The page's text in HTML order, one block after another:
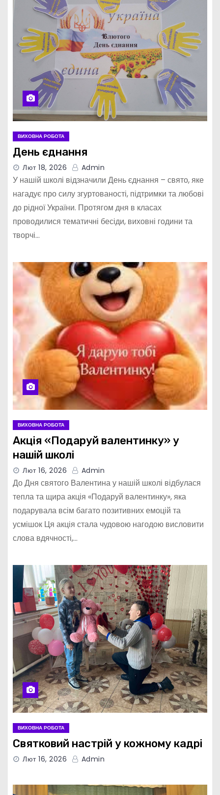
ВИХОВНА РОБОТА
День єднання
Лют 18, 2026 Admin
У нашій школі відзначили День єднання – свято, яке
нагадує про силу згуртованості, підтримки та любові
до рідної України. Протягом дня в класах
проводилися тематичні бесіди, виховні години та
творчі…
ВИХОВНА РОБОТА
Акція «Подаруй валентинку» у
нашій школі
Лют 16, 2026 Admin
До Дня святого Валентина у нашій школі відбулася
тепла та щира акція «Подаруй валентинку», яка
подарувала всім багато позитивних емоцій та
усмішок Ця акція стала чудовою нагодою висловити
слова вдячності,…
ВИХОВНА РОБОТА
Святковий настрій у кожному кадрі
Лют 16, 2026 Admin